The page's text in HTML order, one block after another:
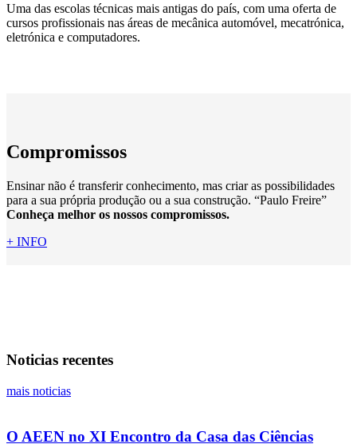
Uma das escolas técnicas mais antigas do país, com uma oferta de
cursos profissionais nas áreas de mecânica automóvel, mecatrónica,
eletrónica e computadores.
Compromissos
Ensinar não é transferir conhecimento, mas criar as possibilidades
para a sua própria produção ou a sua construção. “Paulo Freire”
Conheça melhor os nossos compromissos.
+ INFO
Noticias recentes
mais noticias
O AEEN no XI Encontro da Casa das Ciências